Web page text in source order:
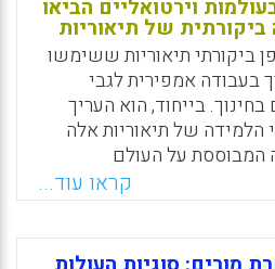
X
וירטואליים הביאו
של תיאוריות
ביקורתי תיאוריות ששימשו
בעבודה אמפירית לגבי
בחינוך. בייחוד, הוא העריך
הלמידה של תיאוריות אלה
המבוססת על העולם
עשר תיאוריות מתוך
מנגנונים של למידה
הווירטואליים:
באמצעות רפלקציה,
קראו עוד...